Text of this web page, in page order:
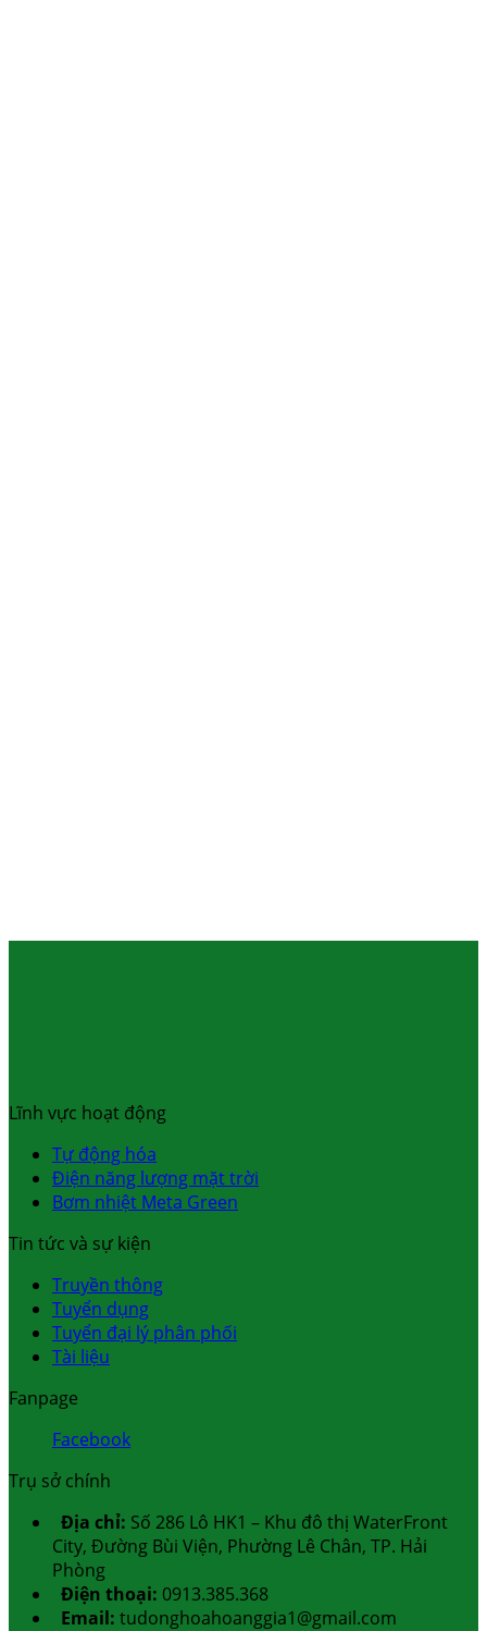
Lĩnh vực hoạt động
Tự động hóa
Điện năng lượng mặt trời
Bơm nhiệt Meta Green
Tin tức và sự kiện
Truyền thông
Tuyển dụng
Tuyển đại lý phân phối
Tài liệu
Fanpage
Facebook
Trụ sở chính
Địa chỉ: Số 286 Lô HK1 – Khu đô thị WaterFront
City, Đường Bùi Viện, Phường Lê Chân, TP. Hải
Phòng
Điện thoại: 0913.385.368
Email: tudonghoahoanggia1@gmail.com